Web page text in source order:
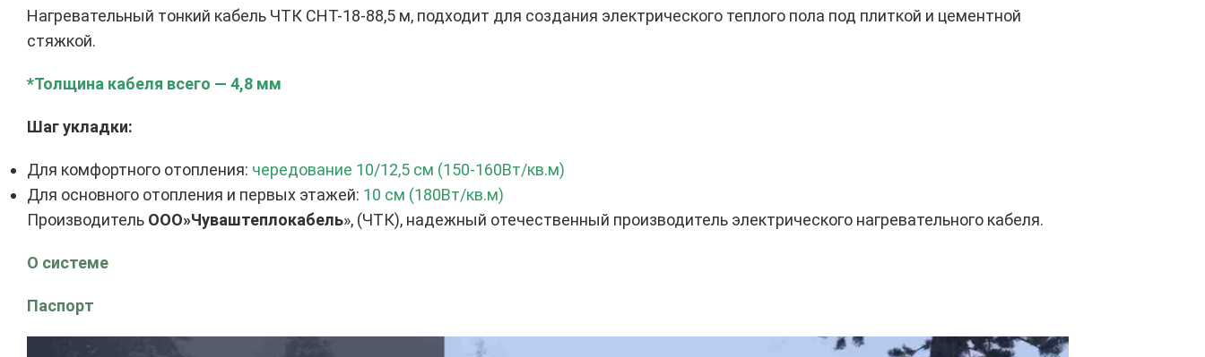
Нагревательный тонкий кабель ЧТК СНТ-18-88,5 м, подходит для создания электрического теплого пола под плиткой и цементной
стяжкой.
*Толщина кабеля всего — 4,8 мм
Шаг укладки:
Для комфортного отопления: чередование 10/12,5 см (150-160Вт/кв.м)
Для основного отопления и первых этажей: 10 см (180Вт/кв.м)
Производитель ООО»Чуваштеплокабель», (ЧТК), надежный отечественный производитель электрического нагревательного кабеля.
О системе
Паспорт